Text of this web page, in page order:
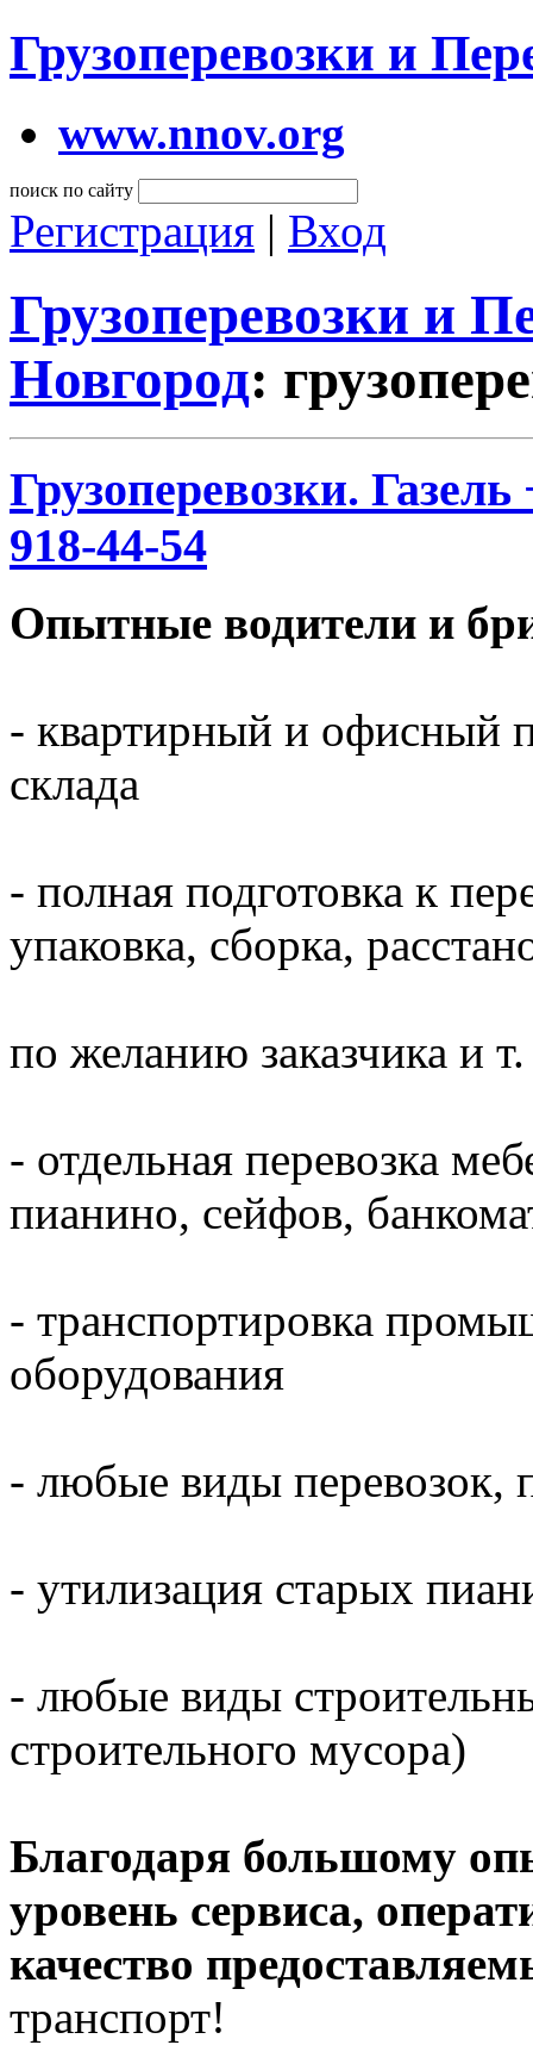
Грузоперевозки и
www.nnov.org
поиск по сайту
Регистрация | Вход
Грузоперевозки и
Новгород:
Грузоперевозки.
918-44-54
Опытные водители и
- квартирный и офисный
склада
- полная подготовка к
упаковка, сборка,
по желанию заказчика и
- отдельная перевозка
пианино, сейфов,
- транспортировка
оборудования
- любые виды перевозок,
- утилизация старых
- любые виды
строительного мусора)
Благодаря большому
уровень сервиса,
качество
транспорт!